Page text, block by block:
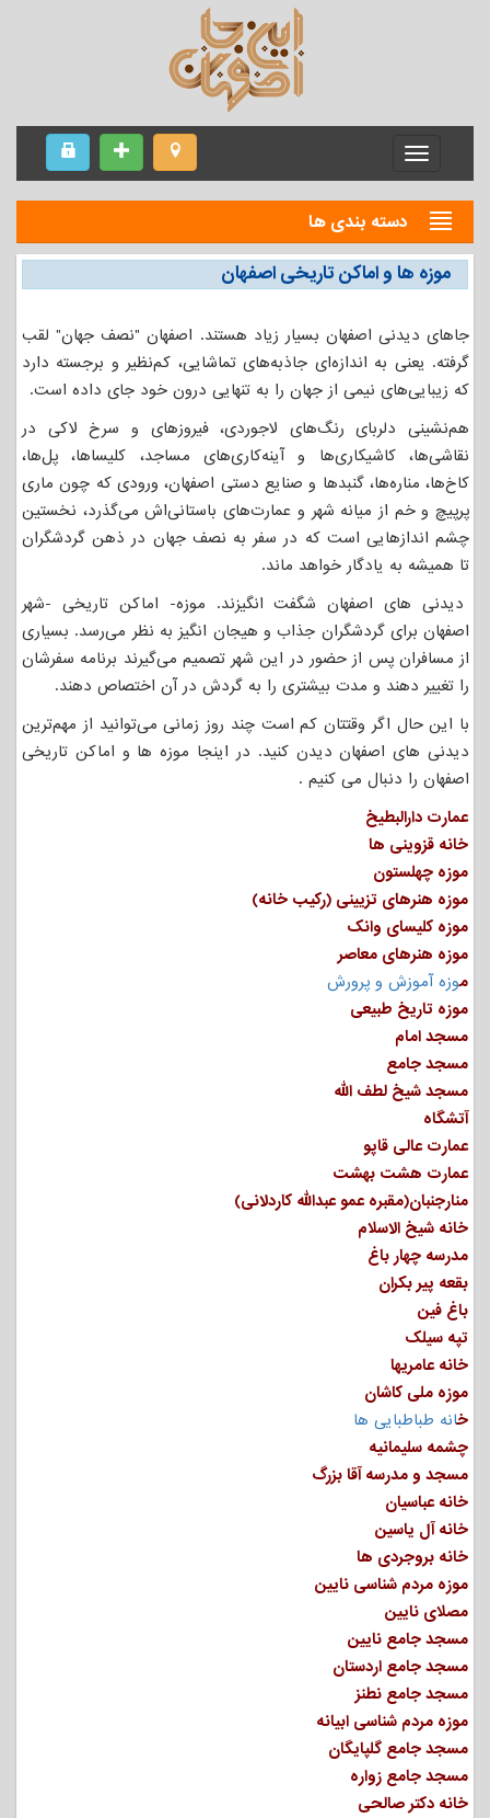
Menu
دسته بندی ها
موزه ها و اماکن تاریخی اصفهان
جاهای دیدنی اصفهان بسیار زیاد هستند. اصفهان "نصف جهان" لقب
گرفته. یعنی به اندازه‌ای جاذبه‌های تماشایی، کم‌نظیر و برجسته دارد
که زیبایی‌های نیمی از جهان را به تنهایی درون خود جای داده است.
هم‌نشینی دلربای رنگ‌­های لاجوردی، فیروزه­ای و سرخ لاکی در
نقاشی‌ها، کاشیکاری­‌ها و آینه­‌کاری­‌های مساجد، کلیساها، پل‌ها،
کاخ‌ها، مناره‌ها، گنبدها و صنایع دستی اصفهان، ورودی که چون ماری
پرپیچ و خم از میانه شهر و عمارت‌های باستانی‌اش می‌گذرد، نخستین
چشم اندازهایی است که در سفر به نصف جهان در ذهن گردشگران
تا همیشه به یادگار خواهد ماند.
دیدنی های اصفهان شگفت انگیزند. موزه- اماکن تاریخی -شهر
اصفهان برای گردشگران جذاب و هیجان انگیز به نظر می‌رسد. بسیاری
از مسافران پس از حضور در این شهر تصمیم می‌گیرند برنامه سفرشان
را تغییر دهند و مدت بیشتری را به گردش در آن اختصاص دهند.
با این حال اگر وقتتان کم است چند روز زمانی می‌توانید از مهم‌ترین
دیدنی های اصفهان دیدن کنید. در اینجا موزه ها و اماکن تاریخی
اصفهان را دنبال می کنیم .
عمارت دارالبطیخ
خانه قزوینی ها
موزه چهلستون
موزه هنرهای تزیینی (رکیب خانه)
موزه کلیسای وانک
موزه هنرهای معاصر
موزه آموزش و پرورش
موزه تاریخ طبیعی
مسجد امام
مسجد جامع
مسجد شیخ لطف الله
آتشگاه
عمارت عالی قاپو
عمارت هشت بهشت
منارجنبان(مقبره عمو عبدالله کاردلانی)
خانه شیخ الاسلام
مدرسه چهار باغ
بقعه پیر بکران
باغ فین
تپه سیلک
خانه عامریها
موزه ملی کاشان
خانه طباطبایی ها
چشمه سلیمانیه
مسجد و مدرسه آقا بزرگ
خانه عباسیان
خانه آل یاسین
خانه بروجردی ها
موزه مردم شناسی نایین
مصلای نایین
مسجد جامع نایین
مسجد جامع اردستان
مسجد جامع نطنز
موزه مردم شناسی ابیانه
مسجد جامع گلپایگان
مسجد جامع زواره
خانه دکتر صالحی